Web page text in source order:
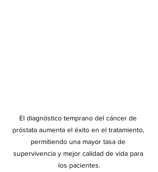
El diagnóstico temprano del cáncer de
próstata aumenta el éxito en el tratamiento,
permitiendo una mayor tasa de
supervivencia y mejor calidad de vida para
los pacientes.